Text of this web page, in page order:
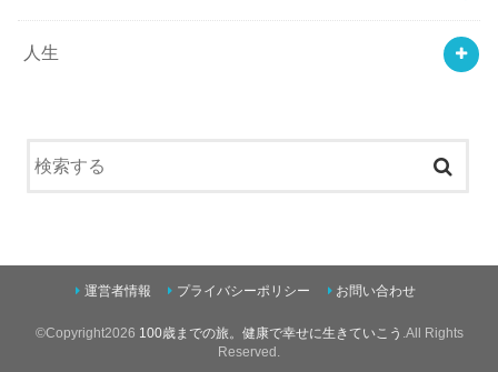
人生
運営者情報 プライバシーポリシー お問い合わせ
©Copyright2026 100歳までの旅。健康で幸せに生きていこう .All Rights
Reserved.